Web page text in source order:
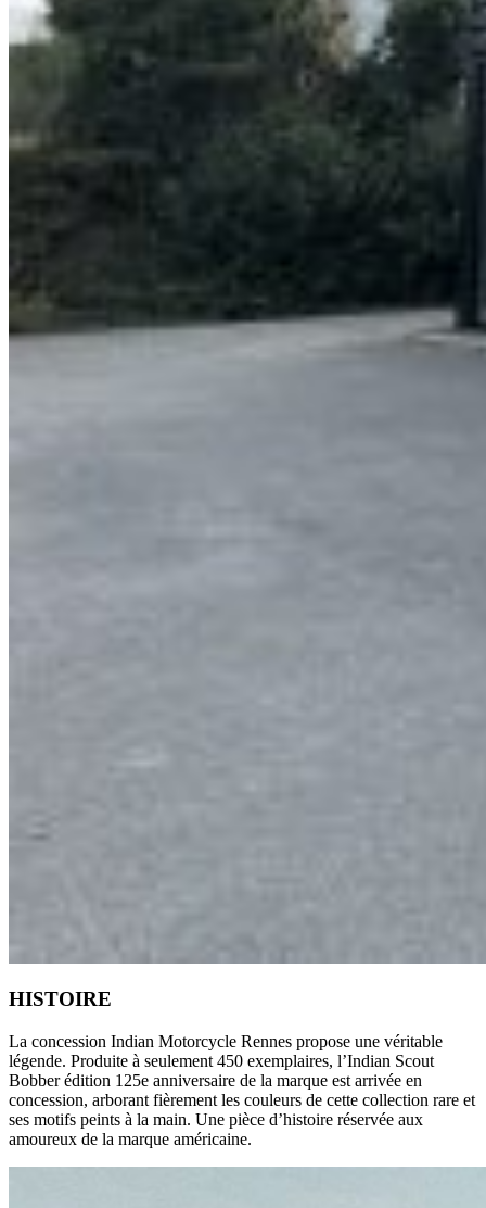
HISTOIRE
La concession Indian Motorcycle Rennes propose une véritable
légende. Produite à seulement 450 exemplaires, l’Indian Scout
Bobber édition 125e anniversaire de la marque est arrivée en
concession, arborant fièrement les couleurs de cette collection rare et
ses motifs peints à la main. Une pièce d’histoire réservée aux
amoureux de la marque américaine.